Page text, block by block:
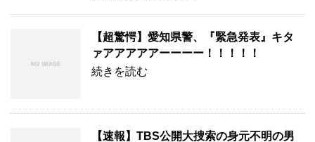
【超驚愕】愛知県警、『緊急発表』キタ
ァアアアアアーーーー！！！！！
続きを読む
【速報】TBS公開大捜索の身元不明の男